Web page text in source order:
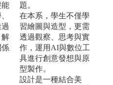
能
解
係
題。
在本系，學生不僅學
習繪圖與造型，更需
透過觀察、思考與實
作，運用AI與數位工
具進行創意發想與原
型製作。
設計是一種結合美